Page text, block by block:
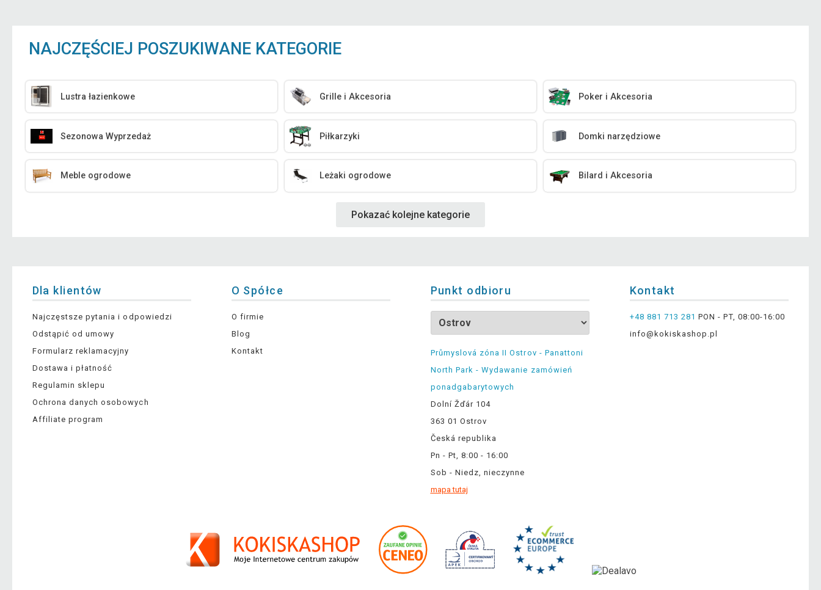
NAJCZĘŚCIEJ POSZUKIWANE KATEGORIE
Lustra łazienkowe Grille i Akcesoria Poker i Akcesoria
Sezonowa Wyprzedaż Piłkarzyki Domki narzędziowe
Meble ogrodowe Leżaki ogrodowe Bilard i Akcesoria
Pokazać kolejne kategorie
Dla klientów
Najczęstsze pytania i odpowiedzi
Odstąpić od umowy
Formularz reklamacyjny
Dostawa i płatność
Regulamin sklepu
Ochrona danych osobowych
Affiliate program
O Spółce
O firmie
Blog
Kontakt
Punkt odbioru
Průmyslová zóna II Ostrov - Panattoni
North Park - Wydawanie zamówień
ponadgabarytowych
Dolní Žďár 104
363 01 Ostrov
Česká republika
Pn - Pt, 8:00 - 16:00
Sob - Niedz, nieczynne
mapa tutaj
Kontakt
+48 881 713 281 PON - PT, 08:00-16:00
info@kokiskashop.pl